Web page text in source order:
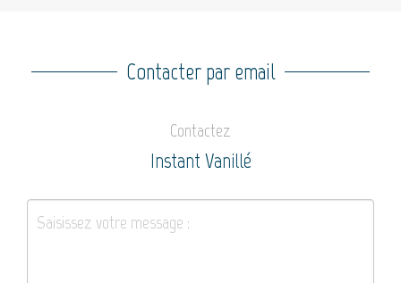
Contacter par email
Contactez
Instant Vanillé